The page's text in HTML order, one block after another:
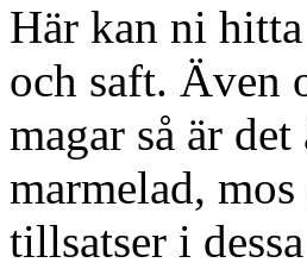
Här kan ni
och saft. Även
magar så är
marmelad,
tillsatser i